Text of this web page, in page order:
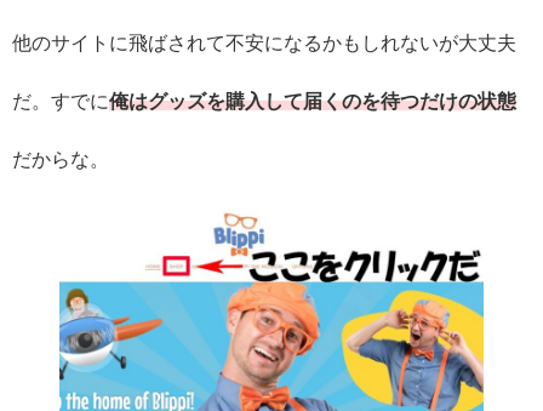
他のサイトに飛ばされて不安になるかもしれないが大丈夫
だ。すでに俺はグッズを購入して届くのを待つだけの状態
だからな。